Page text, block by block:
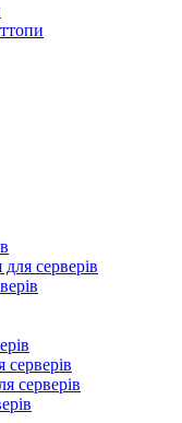
серверів
серверів